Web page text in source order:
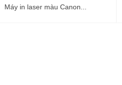
Máy in laser màu Canon...